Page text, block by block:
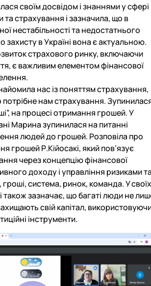
своїм досвідом і знаннями у сфері
та страхування і зазначила, що в
нестабільності та недостатнього
захисту в Україні вона є актуальною.
страхового ринку, включаючи
є важливим елементом фінансової
нас із поняттям страхування,
потрібне нам страхування.
на процесі отримання грошей. У
Марина зупинилася на питанні
людей до грошей. Розповіла про
грошей Р.Кійосакі, який пов’язує
через концепцію фінансової
доходу і управління ризиками
гроші, система, ринок, команда. У своїх
також зазначає, що багаті люди не
свій капітал,
інструменти.